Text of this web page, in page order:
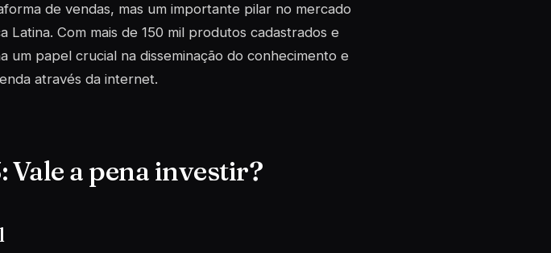
de vendas, mas um importante pilar no mercado
Latina. Com mais de 150 mil produtos cadastrados e
um papel crucial na disseminação do conhecimento e
através da internet.
a pena investir?